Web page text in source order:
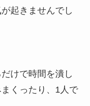
起きませんでし
けで時間を潰し
くったり、1人で